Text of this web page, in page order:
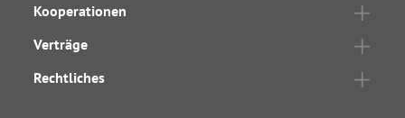
Kooperationen
Verträge
Rechtliches